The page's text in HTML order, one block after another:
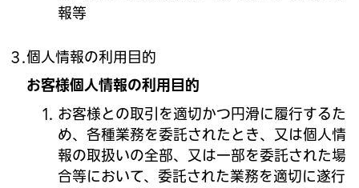
報等
個人情報の利用目的
お客様個人情報の利用目的
お客様との取引を適切かつ円滑に履行するた
め、各種業務を委託されたとき、又は個人情
報の取扱いの全部、又は一部を委託された場
合等において、委託された業務を適切に遂行